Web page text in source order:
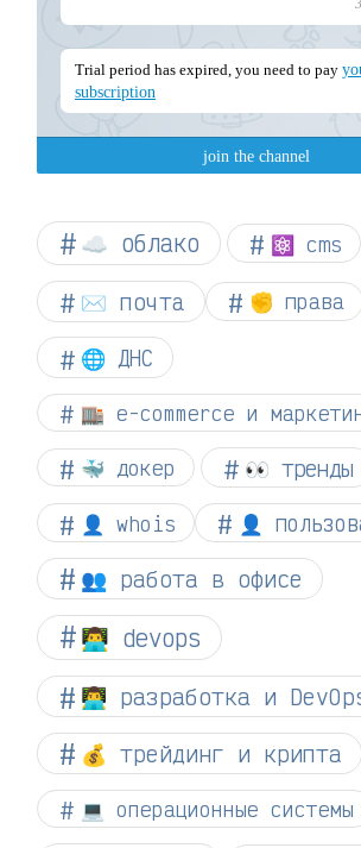
☁︎ облако ⚛ cms
✉️ почта ✊ права
🌐 ДНС
🏬 e-commerce и
🐳 докер 👀 тренды
👤 whois 👤
👥 работа в офисе
👨‍💻 devops
👨‍💻 разработка и
💰 трейдинг и крипта
💻 операционные системы